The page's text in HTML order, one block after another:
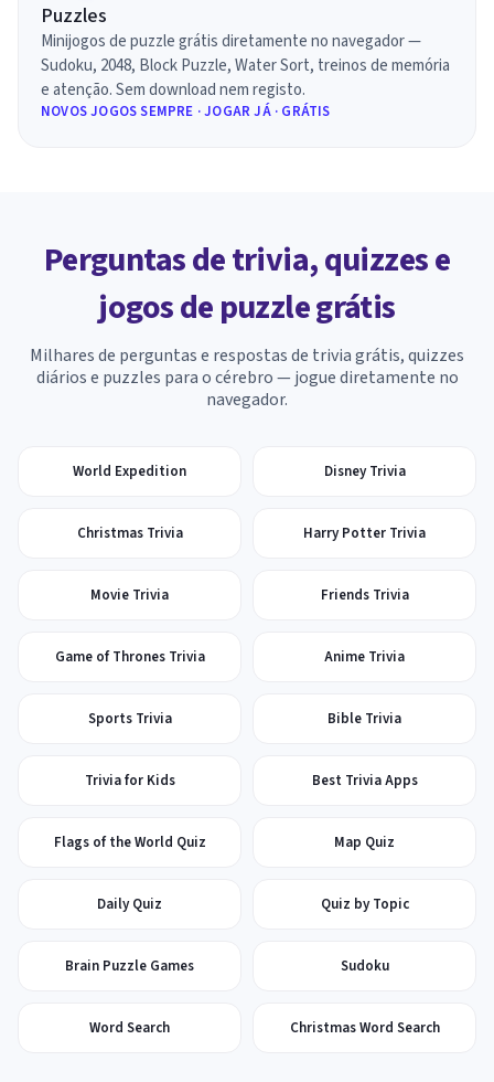
Puzzles
Minijogos de puzzle grátis diretamente no navegador —
Sudoku, 2048, Block Puzzle, Water Sort, treinos de memória
e atenção. Sem download nem registo.
NOVOS JOGOS SEMPRE · JOGAR JÁ · GRÁTIS
Perguntas de trivia, quizzes e
jogos de puzzle grátis
Milhares de perguntas e respostas de trivia grátis, quizzes
diários e puzzles para o cérebro — jogue diretamente no
navegador.
World Expedition Disney Trivia
Christmas Trivia Harry Potter Trivia
Movie Trivia Friends Trivia
Game of Thrones Trivia Anime Trivia
Sports Trivia Bible Trivia
Trivia for Kids Best Trivia Apps
Flags of the World Quiz Map Quiz
Daily Quiz Quiz by Topic
Brain Puzzle Games Sudoku
Word Search Christmas Word Search